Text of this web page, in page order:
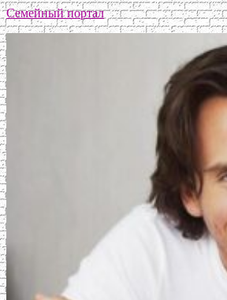
Семейный портал